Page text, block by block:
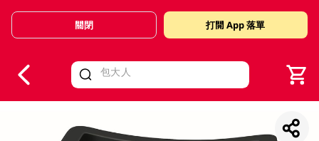
Valid Until 30 June 2026
關閉 打開 App 落單